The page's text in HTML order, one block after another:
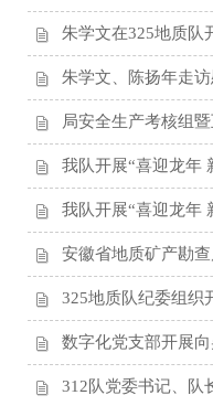
朱学文在325地质队
朱学文、陈扬年走
局安全生产考核组
我队开展“喜迎龙年
我队开展“喜迎龙年
安徽省地质矿产勘
325地质队纪委组织
数字化党支部开展
312队党委书记、队